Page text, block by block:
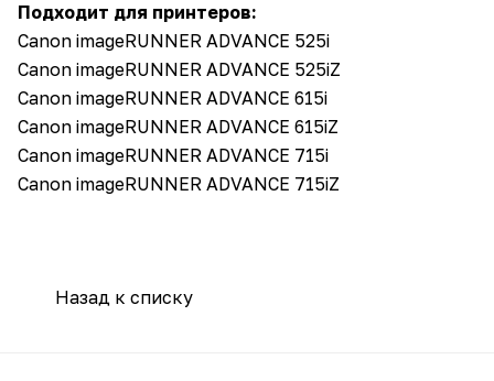
Подходит для принтеров:
Canon imageRUNNER ADVANCE 525i
Canon imageRUNNER ADVANCE 525iZ
Canon imageRUNNER ADVANCE 615i
Canon imageRUNNER ADVANCE 615iZ
Canon imageRUNNER ADVANCE 715i
Canon imageRUNNER ADVANCE 715iZ
Назад к списку